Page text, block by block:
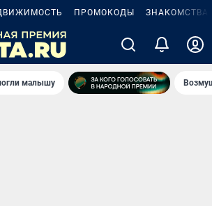
ПРОМОКОДЫ ЗНАКОМСТВА
малышу